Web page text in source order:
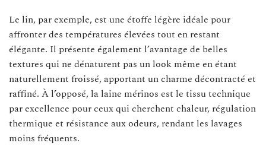
Le lin, par exemple, est une étoffe légère idéale pour
affronter des températures élevées tout en restant
élégante. Il présente également l’avantage de belles
textures qui ne dénaturent pas un look même en étant
naturellement froissé, apportant un charme décontracté et
raffiné. À l’opposé, la laine mérinos est le tissu technique
par excellence pour ceux qui cherchent chaleur, régulation
thermique et résistance aux odeurs, rendant les lavages
moins fréquents.